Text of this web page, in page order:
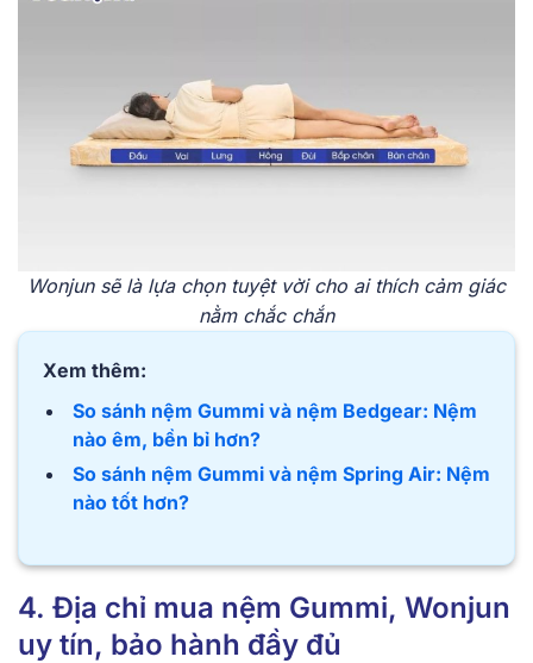
Wonjun sẽ là lựa chọn tuyệt vời cho ai thích cảm giác
nằm chắc chắn
Xem thêm:
So sánh nệm Gummi và nệm Bedgear: Nệm
nào êm, bền bỉ hơn?
So sánh nệm Gummi và nệm Spring Air: Nệm
nào tốt hơn?
4. Địa chỉ mua nệm Gummi, Wonjun
uy tín, bảo hành đầy đủ